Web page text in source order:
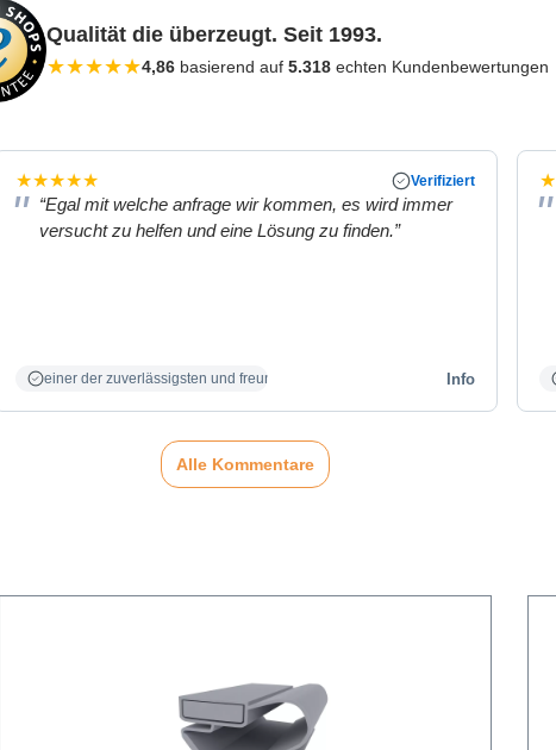
Qualität die überzeugt. Seit 1993.
★★★★★4,86 basierend auf 5.318 echten Kundenbewertungen
★★★★★ Verifiziert
“Egal mit welche anfrage wir kommen, es wird immer
versucht zu helfen und eine Lösung zu finden.”
einer der zuverlässigsten und freundlichsten Partner Info
★
Alle Kommentare